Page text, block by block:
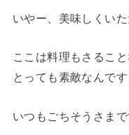
いやー、美味しくいた
ここは料理もさるこ
とっても素敵なんです
いつもごちそうさまで